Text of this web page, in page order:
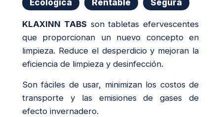
Ecológica Rentable Segura
KLAXINN TABS son tabletas efervescentes
que proporcionan un nuevo concepto en
limpieza. Reduce el desperdicio y mejoran la
eficiencia de limpieza y desinfección.
Son fáciles de usar, minimizan los costos de
transporte y las emisiones de gases de
efecto invernadero.